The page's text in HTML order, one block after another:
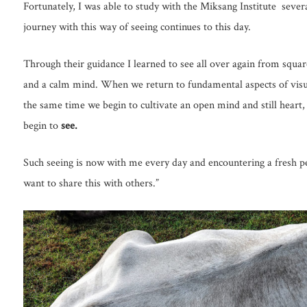
Fortunately, I was able to study with the Miksang Institute
journey with this way of seeing continues to this day.
Through their guidance I learned to see all over again from
and a calm mind. When we return to fundamental aspects of
the same time we begin to cultivate an open mind and still
begin tosee.
Such seeing is now with me every day and encountering a fresh
want to share this with others.”